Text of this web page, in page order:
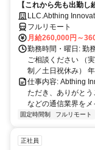
【これから先も出勤
ジション
LLC.Abthing
フルリモート
月給260,000円～
勤務時間・曜日: 勤
ご相談ください （
制／土日祝休み）
仕事内容: Abthing
ただき、ありがと
などの通信業界を
固定時間制 フルリモート
正社員